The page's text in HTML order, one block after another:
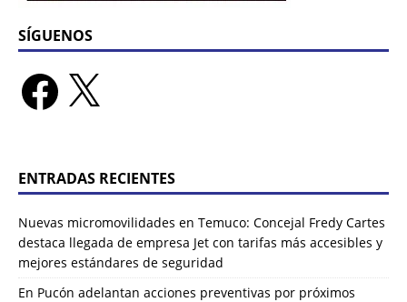
SÍGUENOS
ENTRADAS RECIENTES
Nuevas micromovilidades en Temuco: Concejal Fredy Cartes
destaca llegada de empresa Jet con tarifas más accesibles y
mejores estándares de seguridad
En Pucón adelantan acciones preventivas por próximos